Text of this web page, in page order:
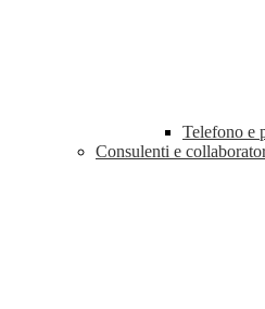
Telefono e
Consulenti e